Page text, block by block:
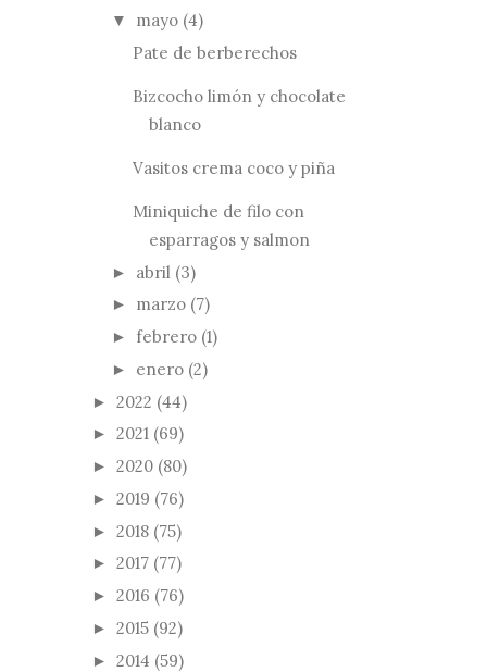
▼ mayo (4)
Pate de berberechos
Bizcocho limón y chocolate
blanco
Vasitos crema coco y piña
Miniquiche de filo con
esparragos y salmon
► abril (3)
► marzo (7)
► febrero (1)
► enero (2)
► 2022 (44)
► 2021 (69)
► 2020 (80)
► 2019 (76)
► 2018 (75)
► 2017 (77)
► 2016 (76)
► 2015 (92)
► 2014 (59)